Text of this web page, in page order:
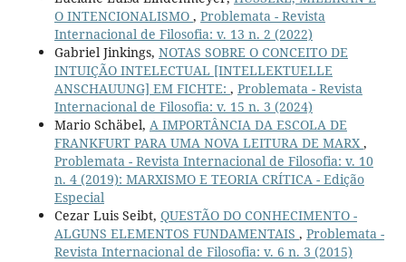
O INTENCIONALISMO , Problemata - Revista
Internacional de Filosofia: v. 13 n. 2 (2022)
Gabriel Jinkings, NOTAS SOBRE O CONCEITO DE
INTUIÇÃO INTELECTUAL [INTELLEKTUELLE
ANSCHAUUNG] EM FICHTE: , Problemata - Revista
Internacional de Filosofia: v. 15 n. 3 (2024)
Mario Schäbel, A IMPORTÂNCIA DA ESCOLA DE
FRANKFURT PARA UMA NOVA LEITURA DE MARX ,
Problemata - Revista Internacional de Filosofia: v. 10
n. 4 (2019): MARXISMO E TEORIA CRÍTICA - Edição
Especial
Cezar Luis Seibt, QUESTÃO DO CONHECIMENTO -
ALGUNS ELEMENTOS FUNDAMENTAIS , Problemata -
Revista Internacional de Filosofia: v. 6 n. 3 (2015)